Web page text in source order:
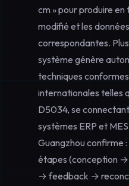
cm » pour produire en
modifié et les
correspondantes.
système génère
techniques
internationales telles
D5034, se
systèmes ERP et
Guangzhou confirme
étapes (conception
→ feedback →